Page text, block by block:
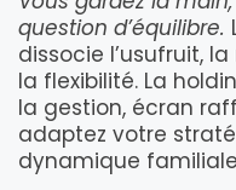
question d’équilibre.
dissocie l’usufruit,
la flexibilité. La
la gestion, écran
adaptez votre
dynamique